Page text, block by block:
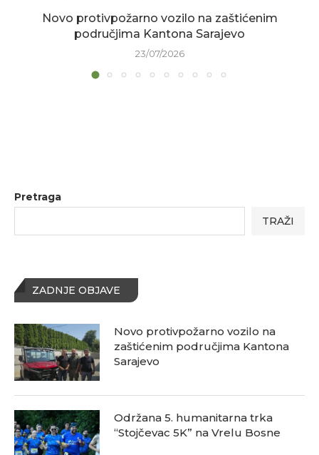
Novo protivpožarno vozilo na zaštićenim
područjima Kantona Sarajevo
23/07/2026
Pretraga
TRAŽI
ZADNJE OBJAVE
Novo protivpožarno vozilo na
zaštićenim područjima Kantona
Sarajevo
Održana 5. humanitarna trka
“Stojčevac 5K” na Vrelu Bosne